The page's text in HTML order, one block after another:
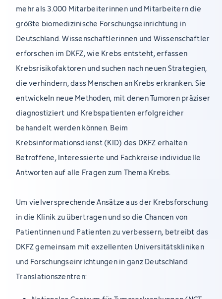
mehr als 3.000 Mitarbeiterinnen und Mitarbeitern die
größte biomedizinische Forschungseinrichtung in
Deutschland. Wissenschaftlerinnen und Wissenschaftler
erforschen im DKFZ, wie Krebs entsteht, erfassen
Krebsrisikofaktoren und suchen nach neuen Strategien,
die verhindern, dass Menschen an Krebs erkranken. Sie
entwickeln neue Methoden, mit denen Tumoren präziser
diagnostiziert und Krebspatienten erfolgreicher
behandelt werden können. Beim
Krebsinformationsdienst (KID) des DKFZ erhalten
Betroffene, Interessierte und Fachkreise individuelle
Antworten auf alle Fragen zum Thema Krebs.
Um vielversprechende Ansätze aus der Krebsforschung
in die Klinik zu übertragen und so die Chancen von
Patientinnen und Patienten zu verbessern, betreibt das
DKFZ gemeinsam mit exzellenten Universitätskliniken
und Forschungseinrichtungen in ganz Deutschland
Translationszentren: